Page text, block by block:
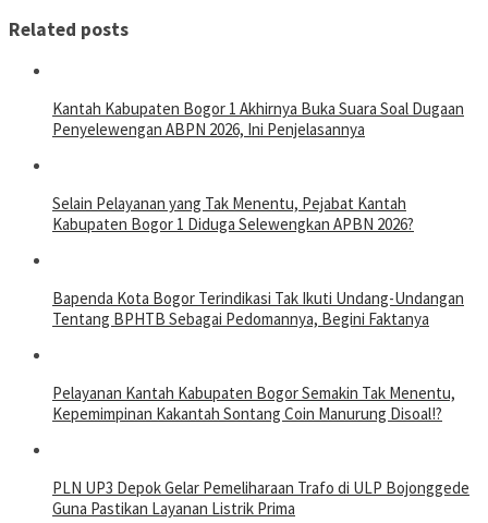
Related posts
Kantah Kabupaten Bogor 1 Akhirnya Buka Suara Soal Dugaan
Penyelewengan ABPN 2026, Ini Penjelasannya
Selain Pelayanan yang Tak Menentu, Pejabat Kantah
Kabupaten Bogor 1 Diduga Selewengkan APBN 2026?
Bapenda Kota Bogor Terindikasi Tak Ikuti Undang-Undangan
Tentang BPHTB Sebagai Pedomannya, Begini Faktanya
Pelayanan Kantah Kabupaten Bogor Semakin Tak Menentu,
Kepemimpinan Kakantah Sontang Coin Manurung Disoal!?
PLN UP3 Depok Gelar Pemeliharaan Trafo di ULP Bojonggede
Guna Pastikan Layanan Listrik Prima